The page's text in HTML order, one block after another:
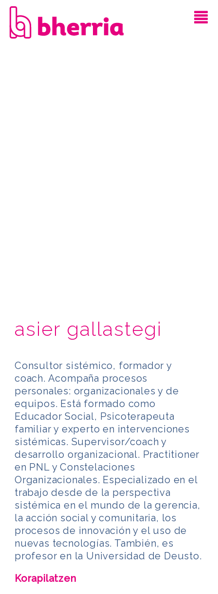
asier gallastegi
Consultor sistémico, formador y
coach. Acompaña procesos
personales: organizacionales y de
equipos. Está formado como
Educador Social, Psicoterapeuta
familiar y experto en intervenciones
sistémicas. Supervisor/coach y
desarrollo organizacional. Practitioner
en PNL y Constelaciones
Organizacionales. Especializado en el
trabajo desde de la perspectiva
sistémica en el mundo de la gerencia,
la acción social y comunitaria, los
procesos de innovación y el uso de
nuevas tecnologías. También, es
profesor en la Universidad de Deusto.
Korapilatzen